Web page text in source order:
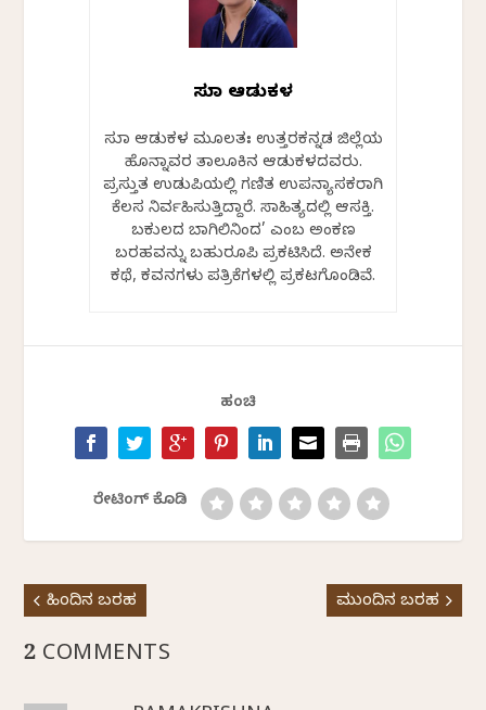
ಸುಧಾ ಆಡುಕಳ
ಸುಧಾ ಆಡುಕಳ ಮೂಲತಃ ಉತ್ತರಕನ್ನಡ ಜಿಲ್ಲೆಯ
ಹೊನ್ನಾವರ ತಾಲೂಕಿನ ಆಡುಕಳದವರು.
ಪ್ರಸ್ತುತ ಉಡುಪಿಯಲ್ಲಿ ಗಣಿತ ಉಪನ್ಯಾಸಕರಾಗಿ
ಕೆಲಸ ನಿರ್ವಹಿಸುತ್ತಿದ್ದಾರೆ. ಸಾಹಿತ್ಯದಲ್ಲಿ ಆಸಕ್ತಿ.
ಬಕುಲದ ಬಾಗಿಲಿನಿಂದ’ ಎಂಬ ಅಂಕಣ
ಬರಹವನ್ನು ಬಹುರೂಪಿ ಪ್ರಕಟಿಸಿದೆ. ಅನೇಕ
ಕಥೆ, ಕವನಗಳು ಪತ್ರಿಕೆಗಳಲ್ಲಿ ಪ್ರಕಟಗೊಂಡಿವೆ.
ಹಂಚಿ
ರೇಟಿಂಗ್ ಕೊಡಿ
ಹಿಂದಿನ ಬರಹ ಮುಂದಿನ ಬರಹ
2 COMMENTS